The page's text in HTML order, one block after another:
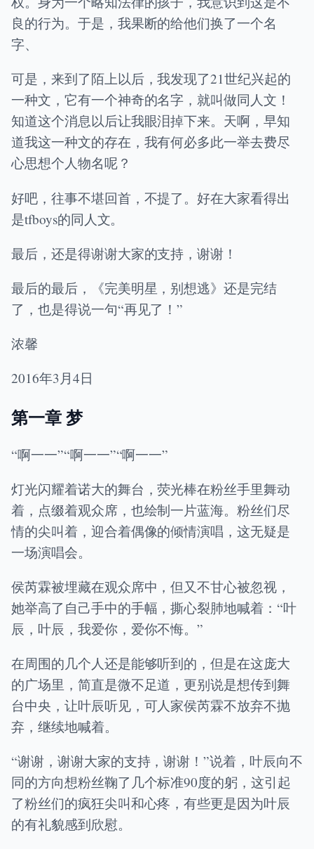
良的行为。于是，我果断的给他们换了一个名
字、
可是，来到了陌上以后，我发现了21世纪兴起的
一种文，它有一个神奇的名字，就叫做同人文！
知道这个消息以后让我眼泪掉下来。天啊，早知
道我这一种文的存在，我有何必多此一举去费尽
心思想个人物名呢？
好吧，往事不堪回首，不提了。好在大家看得出
是tfboys的同人文。
最后，还是得谢谢大家的支持，谢谢！
最后的最后，《完美明星，别想逃》还是完结
了，也是得说一句“再见了！”
浓馨
2016年3月4日
第一章 梦
“啊一一”“啊一一”“啊一一”
灯光闪耀着诺大的舞台，荧光棒在粉丝手里舞动
着，点缀着观众席，也绘制一片蓝海。粉丝们尽
情的尖叫着，迎合着偶像的倾情演唱，这无疑是
一场演唱会。
侯芮霖被埋藏在观众席中，但又不甘心被忽视，
她举高了自己手中的手幅，撕心裂肺地喊着：“叶
辰，叶辰，我爱你，爱你不悔。”
在周围的几个人还是能够听到的，但是在这庞大
的广场里，简直是微不足道，更别说是想传到舞
台中央，让叶辰听见，可人家侯芮霖不放弃不抛
弃，继续地喊着。
“谢谢，谢谢大家的支持，谢谢！”说着，叶辰向不
同的方向想粉丝鞠了几个标准90度的躬，这引起
了粉丝们的疯狂尖叫和心疼，有些更是因为叶辰
的有礼貌感到欣慰。